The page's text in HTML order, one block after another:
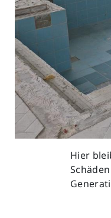
Hier